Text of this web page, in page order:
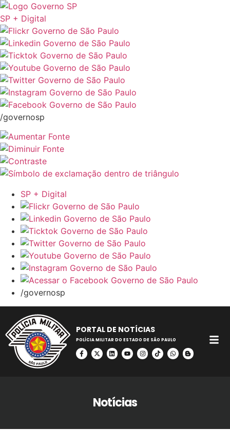
SP + Digital
/governosp
SP + Digital
/governosp
PORTAL DE NOTÍCIAS
POLÍCIA MILITAR DO ESTADO DE SÃO PAULO
Notícias